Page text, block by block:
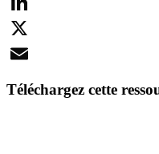
LinkedIn
X
Téléchargez cette